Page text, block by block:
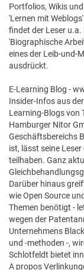
Portfolios, Wikis
'Lernen mit
findet der Leser u.a.
'Biographische
eines der Leib-und-
ausdrückt.
E-Learning Blog -
Insider-Infos aus
Learning-Blogs von
Hamburger Nitor
Geschäftsbereichs
ist, lässt seine
teilhaben. Ganz
Darüber hinaus
wie Open Source
Themen benötigt -
wegen der
Unternehmens
und -methoden -,
Schlotfeldt bietet
A propos